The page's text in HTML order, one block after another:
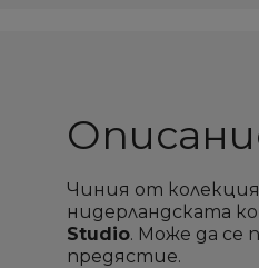
Чиния от колекция
нидерландската
Studio. Може да се
предястие.